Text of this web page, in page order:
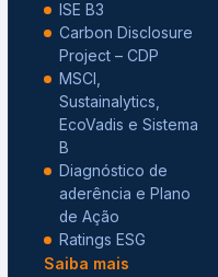
ISE B3
Carbon Disclosure
Project – CDP
MSCI,
Sustainalytics,
EcoVadis e Sistema
B
Diagnóstico de
aderência e Plano
de Ação
Ratings ESG
Saiba mais